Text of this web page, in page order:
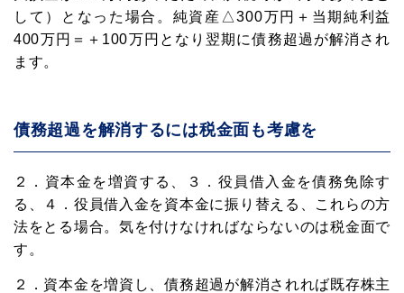
して）となった場合。純資産△300万円＋当期純利益
400万円＝＋100万円となり翌期に債務超過が解消され
ます。
債務超過を解消するには税金面も考慮を
２．資本金を増資する、３．役員借入金を債務免除す
る、４．役員借入金を資本金に振り替える、これらの方
法をとる場合。気を付けなければならないのは税金面で
す。
２．資本金を増資し、債務超過が解消されれば既存株主
下記から職種を選んでください